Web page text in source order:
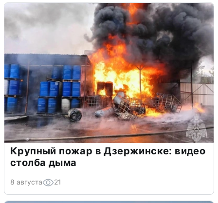
Крупный пожар в Дзержинске: видео
столба дыма
8 августа 21